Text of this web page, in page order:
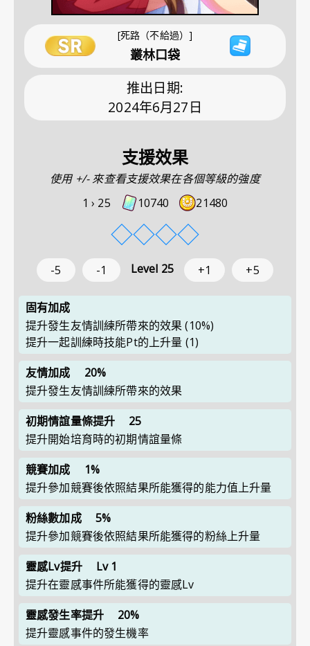
[死路（不給過）]
叢林口袋
推出日期:
2024年6月27日
支援效果
使用 +/- 來查看支援效果在各個等級的強度
1 › 25 10740 21480
◇◇◇◇
-5 -1 Level 25 +1 +5
固有加成
提升發生友情訓練所帶來的效果 (10%)
提升一起訓練時技能Pt的上升量 (1)
友情加成
20%
提升發生友情訓練所帶來的效果
初期情誼量條提升
25
提升開始培育時的初期情誼量條
競賽加成
1%
提升參加競賽後依照結果所能獲得的能力值上升量
粉絲數加成
5%
提升參加競賽後依照結果所能獲得的粉絲上升量
靈感Lv提升
Lv 1
提升在靈感事件所能獲得的靈感Lv
靈感發生率提升
20%
提升靈感事件的發生機率